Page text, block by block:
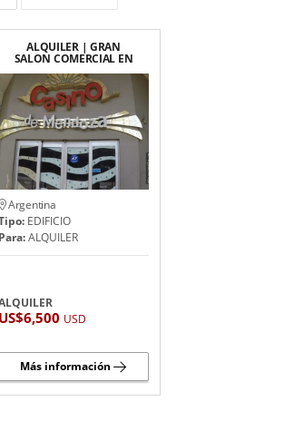
ALQUILER | GRAN
SALON COMERCIAL EN
EL CENTRO DE
TUPUNGATO
Argentina
EDIFICIO
Para:ALQUILER
US$6,500 USD
Más información